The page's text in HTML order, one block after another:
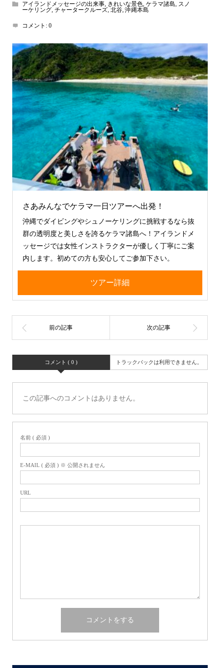
アイランドメッセージの出来事, きれいな景色, ケラマ諸島, スノ
ーケリング, チャータークルーズ, 北谷,沖縄本島
コメント: 0
さあみんなでケラマ一日ツアーへ出発！
沖縄でダイビングやシュノーケリングに挑戦するなら抜
群の透明度と美しさを誇るケラマ諸島へ！アイランドメ
ッセージでは女性インストラクターが優しく丁寧にご案
内します。初めての方も安心してご参加下さい。
ツアー詳細
コメント ( 0 ) トラックバックは利用できません。
この記事へのコメントはありません。
名前 ( 必須 )
E-MAIL ( 必須 ) ※ 公開されません
URL